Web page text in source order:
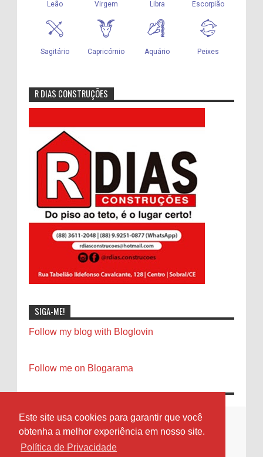
Este site usa cookies para garantir que você
obtenha a melhor experiência em nosso site.
Política de Privacidade
R DIAS CONSTRUÇÕES
SIGA-ME!
Follow my blog with Bloglovin
Follow me on Blogarama